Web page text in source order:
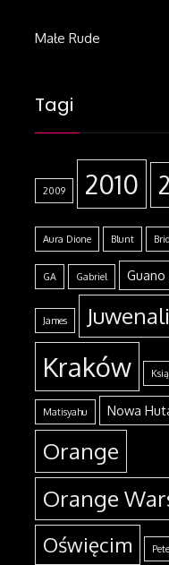
Małe Rude
Tagi
2009 2010
Aura Dione Blunt
GA Gabriel Guano
James
Kraków
Matisyahu Nowa
Orange
Orange
Oświęcim